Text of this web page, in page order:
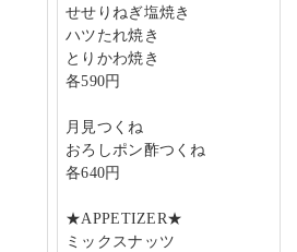
せせりねぎ塩焼き
ハツたれ焼き
とりかわ焼き
各590円
月見つくね
おろしポン酢つくね
各640円
★APPETIZER★
ミックスナッツ